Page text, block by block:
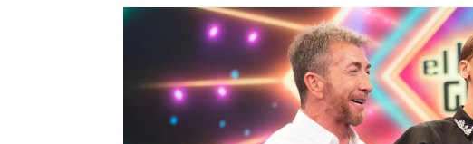
Carlos Latre - El Hormiguero